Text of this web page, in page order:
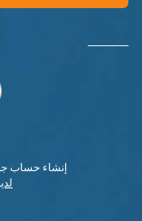
إنشاء حساب